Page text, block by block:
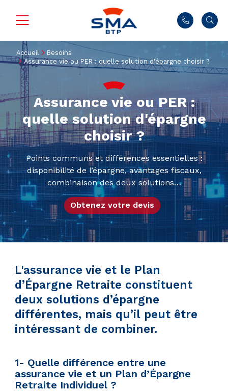
Accueil
Besoins
Assurance vie ou PER : quelle solution d'épargne choisir ?
Assurance vie ou PER :
quelle solution d'épargne
choisir ?
Points communs et différences essentielles :
disponibilité de l’épargne, avantages fiscaux,
combinaison des deux solutions…
Obtenez votre devis
L'assurance vie et le Plan
d’Épargne Retraite constituent
deux solutions d’épargne
différentes, mais qu’il peut être
intéressant de combiner.
1- Quelle différence entre une
assurance vie et un Plan d’Épargne
Retraite Individuel ?